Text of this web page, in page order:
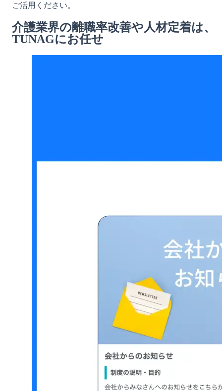
ご活用ください。
介護業界の離職率改善や人材定着は、
TUNAGにお任せ